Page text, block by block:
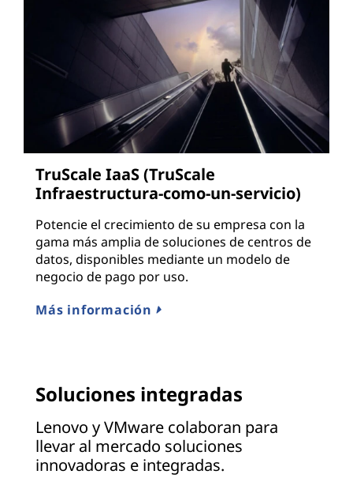
TruScale IaaS (TruScale
Infraestructura-como-un-servicio)
Potencie el crecimiento de su empresa con la
gama más amplia de soluciones de centros de
datos, disponibles mediante un modelo de
negocio de pago por uso.
Más información
Soluciones integradas
Lenovo y VMware colaboran para
llevar al mercado soluciones
innovadoras e integradas.